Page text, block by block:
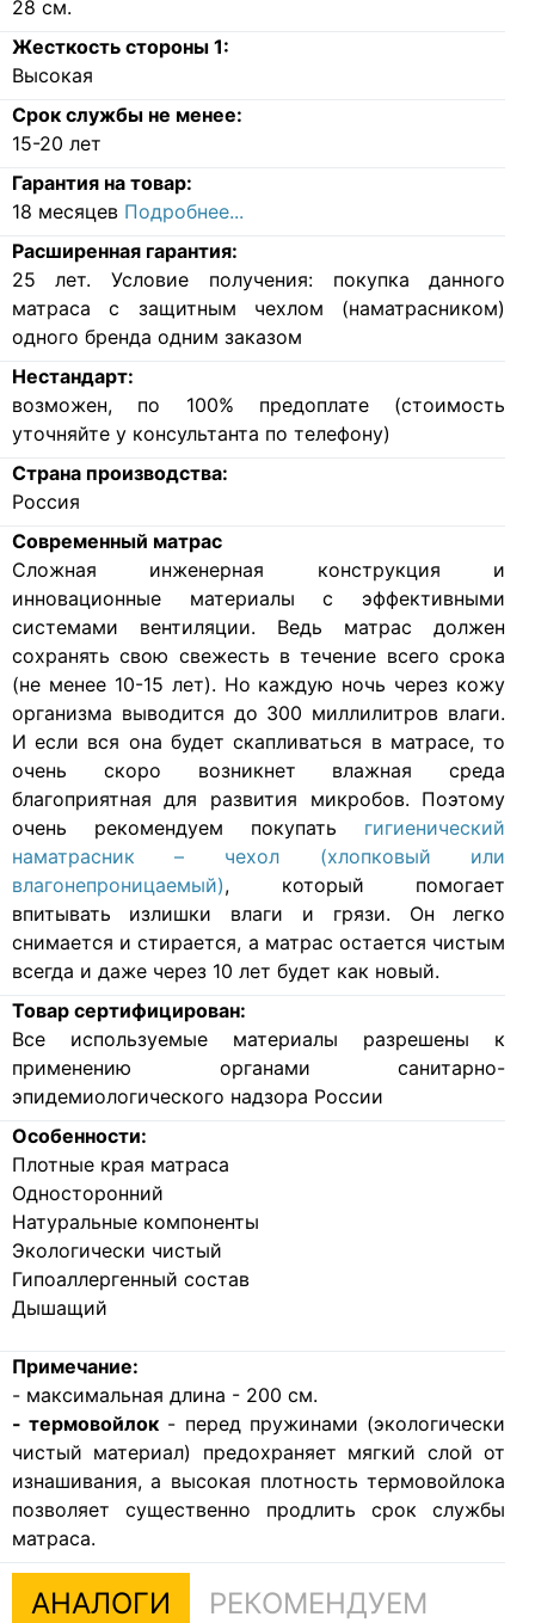
28 см.
Жесткость стороны 1:
Высокая
Срок службы не менее:
15-20 лет
Гарантия на товар:
18 месяцев Подробнее...
Расширенная гарантия:
25 лет. Условие получения: покупка данного
матраса с защитным чехлом (наматрасником)
одного бренда одним заказом
Нестандарт:
возможен, по 100% предоплате (стоимость
уточняйте у консультанта по телефону)
Страна производства:
Россия
Современный матрас
Cложная инженерная конструкция и
инновационные материалы с эффективными
системами вентиляции. Ведь матрас должен
сохранять свою свежесть в течение всего срока
(не менее 10-15 лет). Но каждую ночь через кожу
организма выводится до 300 миллилитров влаги.
И если вся она будет скапливаться в матрасе, то
очень скоро возникнет влажная среда
благоприятная для развития микробов. Поэтому
очень рекомендуем покупать гигиенический
наматрасник – чехол (хлопковый или
влагонепроницаемый), который помогает
впитывать излишки влаги и грязи. Он легко
снимается и стирается, а матрас остается чистым
всегда и даже через 10 лет будет как новый.
Товар сертифицирован:
Все используемые материалы разрешены к
применению органами санитарно-
эпидемиологического надзора России
Особенности:
Плотные края матраса
Односторонний
Натуральные компоненты
Экологически чистый
Гипоаллергенный состав
Дышащий
Примечание:
- максимальная длина - 200 см.
- термовойлок- перед пружинами (экологически
чистый материал) предохраняет мягкий слой от
изнашивания, а высокая плотность термовойлока
позволяет существенно продлить срок службы
матраса.
АНАЛОГИ
РЕКОМЕНДУЕМ